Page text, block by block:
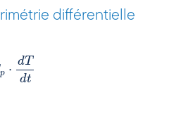
différentielle
p ⋅
dT
dt